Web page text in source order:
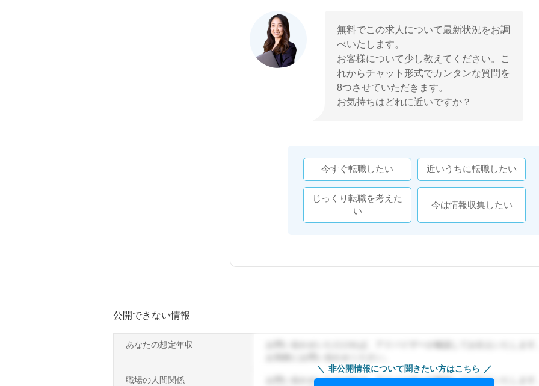
無料でこの求人について最新状況をお調
べいたします。
お客様について少し教えてください。こ
れからチャット形式でカンタンな質問を
8つさせていただきます。
お気持ちはどれに近いですか？
今すぐ転職したい 近いうちに転職したい
じっくり転職を考えた
い
今は情報収集したい
公開できない情報
あなたの想定年収
職場の人間関係
お問い合わせいただければ、アドバイザーが確認してお伝えいたします
非公開情報について聞きたい方はこちら